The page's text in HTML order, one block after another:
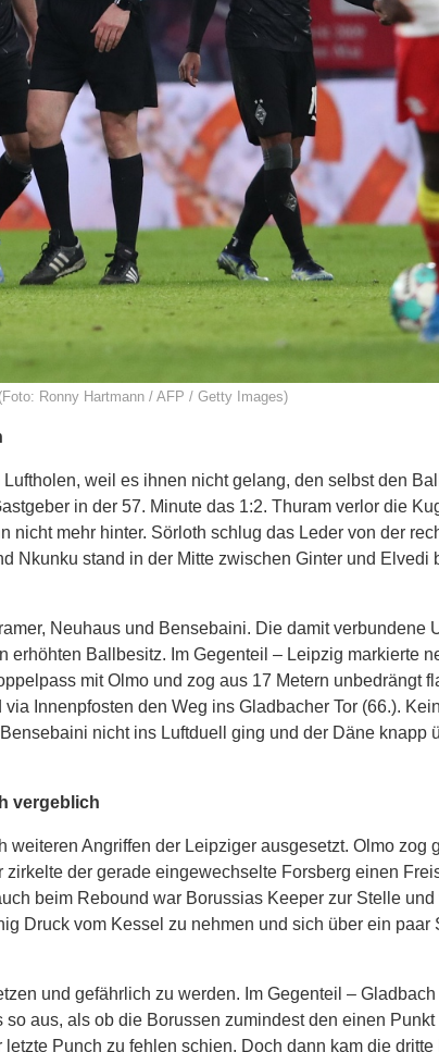
Ronny Hartmann / AFP / Getty Images)
weil es ihnen nicht gelang, den selbst den
in der 57. Minute das 1:2. Thuram verlor die
nicht mehr hinter. Sörloth schlug das Leder von der
Nkunku stand in der Mitte zwischen Ginter und Elvedi
Neuhaus und Bensebaini. Die damit verbundene
Ballbesitz. Im Gegenteil – Leipzig markierte
mit Olmo und zog aus 17 Metern unbedrängt
Innenpfosten den Weg ins Gladbacher Tor (66.).
nicht ins Luftduell ging und der Däne knapp
vergeblich
Angriffen der Leipziger ausgesetzt. Olmo zog
der gerade eingewechselte Forsberg einen
beim Rebound war Borussias Keeper zur Stelle
Druck vom Kessel zu nehmen und sich über ein paar
und gefährlich zu werden. Im Gegenteil –
aus, als ob die Borussen zumindest den einen
Punch zu fehlen schien. Doch dann kam die dritte